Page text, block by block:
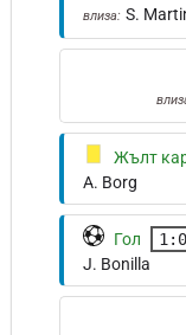
влиза: S.
Жълт
A. Borg
Гол 1:0
J. Bonilla